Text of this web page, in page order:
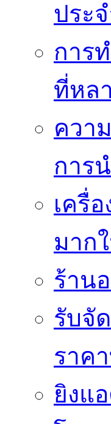
ประ
การ
ที่หล
ควา
การ
เครื่
มาก
ร้าน
รับจั
ราค
ยิงแ